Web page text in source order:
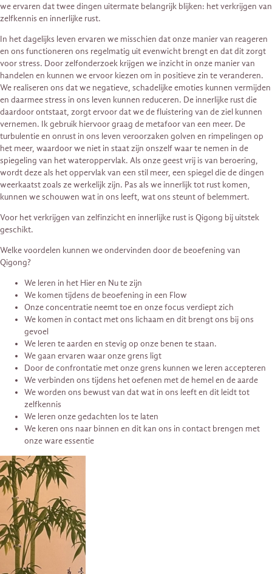
we ervaren dat twee dingen uitermate belangrijk blijken: het verkrijgen van
zelfkennis en innerlijke rust.
In het dagelijks leven ervaren we misschien dat onze manier van reageren
en ons functioneren ons regelmatig uit evenwicht brengt en dat dit zorgt
voor stress. Door zelfonderzoek krijgen we inzicht in onze manier van
handelen en kunnen we ervoor kiezen om in positieve zin te veranderen.
We realiseren ons dat we negatieve, schadelijke emoties kunnen vermijden
en daarmee stress in ons leven kunnen reduceren. De innerlijke rust die
daardoor ontstaat, zorgt ervoor dat we de fluistering van de ziel kunnen
vernemen. Ik gebruik hiervoor graag de metafoor van een meer. De
turbulentie en onrust in ons leven veroorzaken golven en rimpelingen op
het meer, waardoor we niet in staat zijn onszelf waar te nemen in de
spiegeling van het wateroppervlak. Als onze geest vrij is van beroering,
wordt deze als het oppervlak van een stil meer, een spiegel die de dingen
weerkaatst zoals ze werkelijk zijn. Pas als we innerlijk tot rust komen,
kunnen we schouwen wat in ons leeft, wat ons steunt of belemmert.
Voor het verkrijgen van zelfinzicht en innerlijke rust is Qigong bij uitstek
geschikt.
Welke voordelen kunnen we ondervinden door de beoefening van
Qigong?
We leren in het Hier en Nu te zijn
We komen tijdens de beoefening in een Flow
Onze concentratie neemt toe en onze focus verdiept zich
We komen in contact met ons lichaam en dit brengt ons bij ons
gevoel
We leren te aarden en stevig op onze benen te staan.
We gaan ervaren waar onze grens ligt
Door de confrontatie met onze grens kunnen we leren accepteren
We verbinden ons tijdens het oefenen met de hemel en de aarde
We worden ons bewust van dat wat in ons leeft en dit leidt tot
zelfkennis
We leren onze gedachten los te laten
We keren ons naar binnen en dit kan ons in contact brengen met
onze ware essentie